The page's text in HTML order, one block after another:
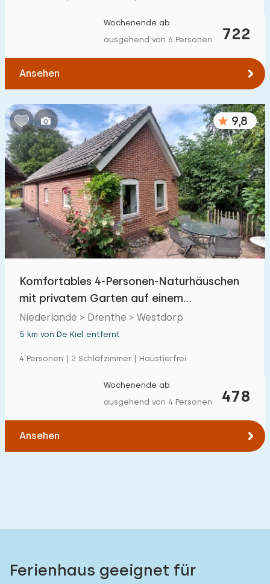
722
Wochenende ab
ausgehend von 6 Personen
Ansehen
9,8
Komfortables 4-Personen-Naturhäuschen
mit privatem Garten auf einem
charmanten Grundstück
Niederlande > Drenthe > Westdorp
5 km von De Kiel entfernt
4 Personen | 2 Schlafzimmer | Haustierfrei
478
Wochenende ab
ausgehend von 4 Personen
Ansehen
Ferienhaus geeignet für